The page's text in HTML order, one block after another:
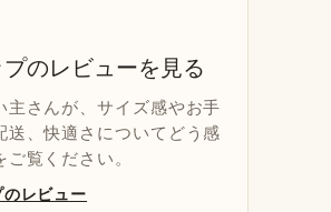
のレビューを見る
主さんが、サイズ感やお手
送、快適さについてどう感
ご覧ください。
レビュー